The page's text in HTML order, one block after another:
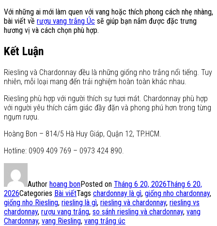
Với những ai mới làm quen với vang hoặc thích phong cách nhẹ nhàng,
bài viết về rượu vang trắng Úc sẽ giúp bạn nắm được đặc trưng
hương vị và cách chọn phù hợp.
Kết Luận
Riesling và Chardonnay đều là những giống nho trắng nổi tiếng. Tuy
nhiên, mỗi loại mang đến trải nghiệm hoàn toàn khác nhau.
Riesling phù hợp với người thích sự tươi mát. Chardonnay phù hợp
với người yêu thích cảm giác đầy đặn và phong phú hơn trong từng
ngụm rượu.
Hoàng Bon – 814/5 Hà Huy Giáp, Quận 12, TP.HCM.
Hotline: 0909 409 769 – 0973 424 890.
Author hoang bonPosted on Tháng 6 20, 2026Tháng 6 20,
2026Categories Bài viếtTags chardonnay là gì, giống nho chardonnay,
giống nho Riesling, riesling là gì, riesling và chardonnay, riesling vs
chardonnay, rượu vang trắng, so sánh riesling và chardonnay, vang
Chardonnay, vang Riesling, vang trắng úc